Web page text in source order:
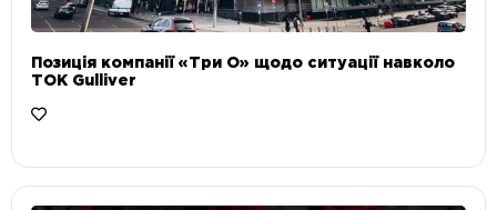
Позиція компанії «Три О» щодо ситуації навколо
ТОК Gulliver